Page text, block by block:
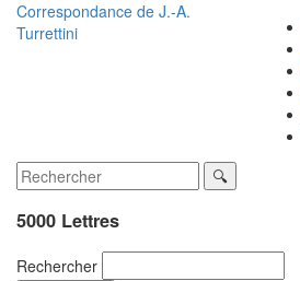
Correspondance de J.-A.
Turrettini
5000 Lettres
Rechercher